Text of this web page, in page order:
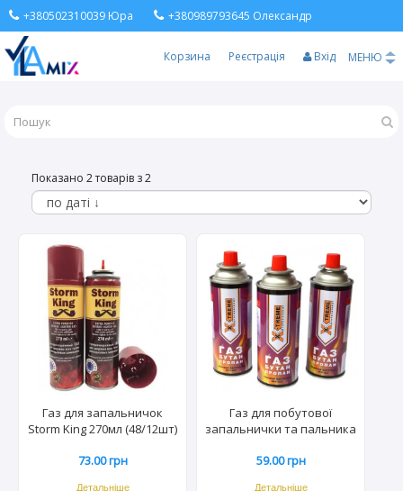
+380502310039 Юра +380989793645 Олександр
Корзина Реєстрація Вхід МЕНЮ
Показано 2 товарів з 2
Газ для запальничок
Storm King 270мл (48/12шт)
73.00 грн
Детальніше
Газ для побутової
запальнички та пальника
8355
59.00 грн
Детальніше